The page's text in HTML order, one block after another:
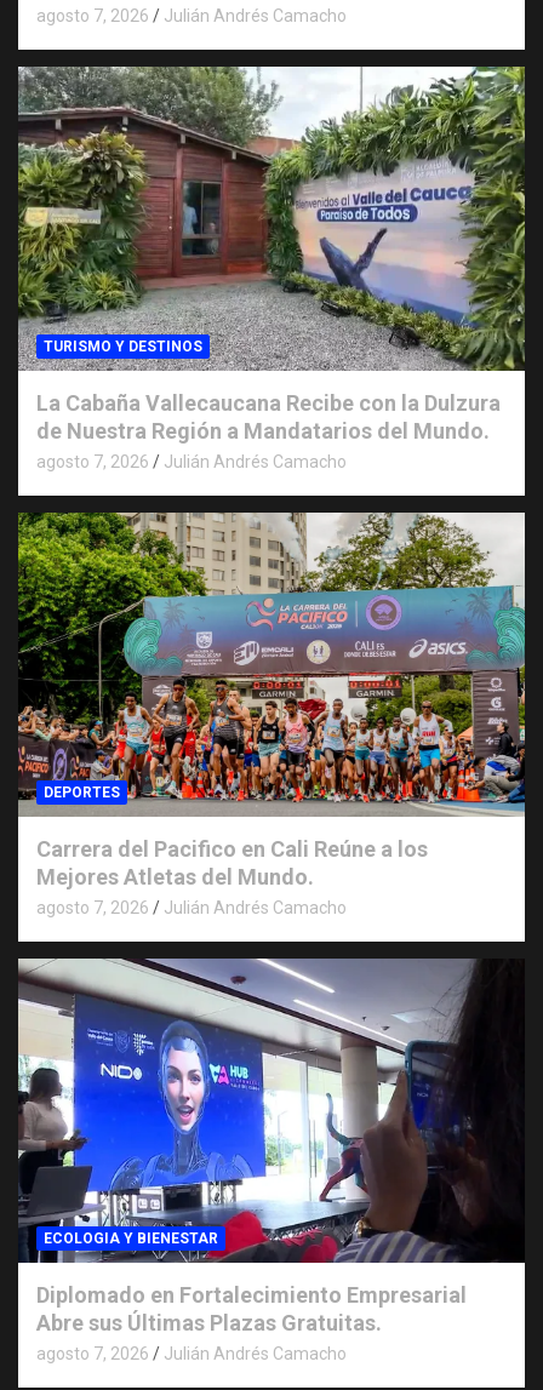
agosto 7, 2026 Julián Andrés Camacho
TURISMO Y DESTINOS
La Cabaña Vallecaucana Recibe con la Dulzura
de Nuestra Región a Mandatarios del Mundo.
agosto 7, 2026 Julián Andrés Camacho
DEPORTES
Carrera del Pacifico en Cali Reúne a los
Mejores Atletas del Mundo.
agosto 7, 2026 Julián Andrés Camacho
ECOLOGIA Y BIENESTAR
Diplomado en Fortalecimiento Empresarial
Abre sus Últimas Plazas Gratuitas.
agosto 7, 2026 Julián Andrés Camacho